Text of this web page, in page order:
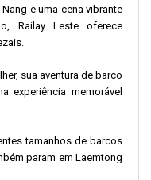
e uma cena vibrante
Railay Leste oferece
sua aventura de barco
experiência memorável
tamanhos de barcos
param em Laemtong